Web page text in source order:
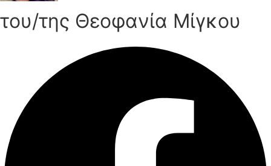
του/της Θεοφανία Μίγκου